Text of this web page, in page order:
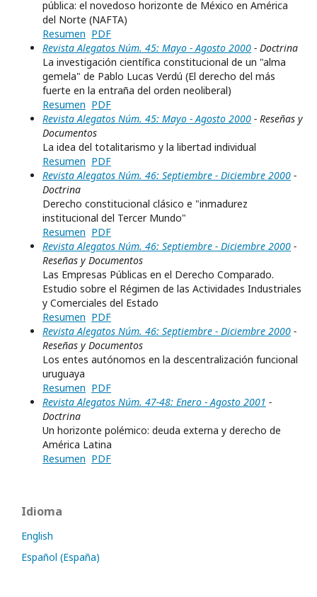
pública: el novedoso horizonte de México en América
del Norte (NAFTA)
Resumen PDF
Revista Alegatos Núm. 45: Mayo - Agosto 2000 - Doctrina
La investigación científica constitucional de un "alma
gemela" de Pablo Lucas Verdú (El derecho del más
fuerte en la entraña del orden neoliberal)
Resumen PDF
Revista Alegatos Núm. 45: Mayo - Agosto 2000 - Reseñas y
Documentos
La idea del totalitarismo y la libertad individual
Resumen PDF
Revista Alegatos Núm. 46: Septiembre - Diciembre 2000 -
Doctrina
Derecho constitucional clásico e "inmadurez
institucional del Tercer Mundo"
Resumen PDF
Revista Alegatos Núm. 46: Septiembre - Diciembre 2000 -
Reseñas y Documentos
Las Empresas Públicas en el Derecho Comparado.
Estudio sobre el Régimen de las Actividades Industriales
y Comerciales del Estado
Resumen PDF
Revista Alegatos Núm. 46: Septiembre - Diciembre 2000 -
Reseñas y Documentos
Los entes autónomos en la descentralización funcional
uruguaya
Resumen PDF
Revista Alegatos Núm. 47-48: Enero - Agosto 2001 -
Doctrina
Un horizonte polémico: deuda externa y derecho de
América Latina
Resumen PDF
Idioma
English
Español (España)